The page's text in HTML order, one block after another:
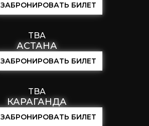
ЗАБРОНИРОВАТЬ БИЛЕТ
TBA
АСТАНА
ЗАБРОНИРОВАТЬ БИЛЕТ
TBA
КАРАГАНДА
ЗАБРОНИРОВАТЬ БИЛЕТ